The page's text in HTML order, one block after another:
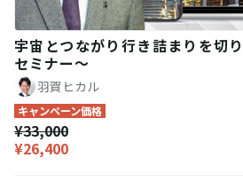
宇宙とつながり行き詰まりを切
セミナー〜
羽賀ヒカル
キャンペーン価格
¥33,000
¥26,400